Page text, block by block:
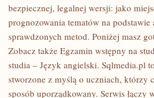
EGZAMIN
WSTĘPNY
bezpiecznej, legalnej wersji: jako
prognozowania tematów na
sprawdzonych metod. Poniżej masz
Zobacz także Egzamin wstępny na
studia – Język angielski. Sqlmedia.pl
stworzone z myślą o uczniach, którzy
sposób uporządkowany. Serwis